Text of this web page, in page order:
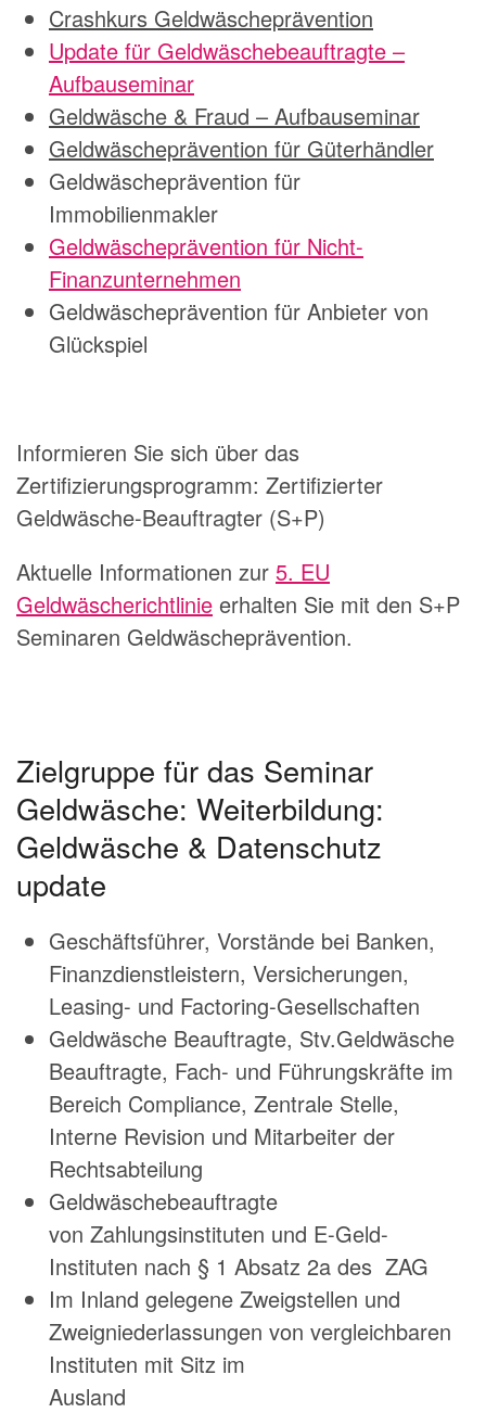
Crashkurs Geldwäscheprävention
Update für Geldwäschebeauftragte –
Aufbauseminar
Geldwäsche & Fraud – Aufbauseminar
Geldwäscheprävention für Güterhändler
Geldwäscheprävention für
Immobilienmakler
Geldwäscheprävention für Nicht-
Finanzunternehmen
Geldwäscheprävention für Anbieter von
Glückspiel
Informieren Sie sich über das
Zertifizierungsprogramm: Zertifizierter
Geldwäsche-Beauftragter (S+P)
Aktuelle Informationen zur 5. EU
Geldwäscherichtlinie erhalten Sie mit den S+P
Seminaren Geldwäscheprävention.
Zielgruppe für das Seminar
Geldwäsche: Weiterbildung:
Geldwäsche & Datenschutz
update
Geschäftsführer, Vorstände bei Banken,
Finanzdienstleistern, Versicherungen,
Leasing- und Factoring-Gesellschaften
Geldwäsche Beauftragte, Stv.Geldwäsche
Beauftragte, Fach- und Führungskräfte im
Bereich Compliance, Zentrale Stelle,
Interne Revision und Mitarbeiter der
Rechtsabteilung
Geldwäschebeauftragte
von Zahlungsinstituten und E-Geld-
Instituten nach § 1 Absatz 2a des ZAG
Im Inland gelegene Zweigstellen und
Zweigniederlassungen von vergleichbaren
Instituten mit Sitz im
Ausland